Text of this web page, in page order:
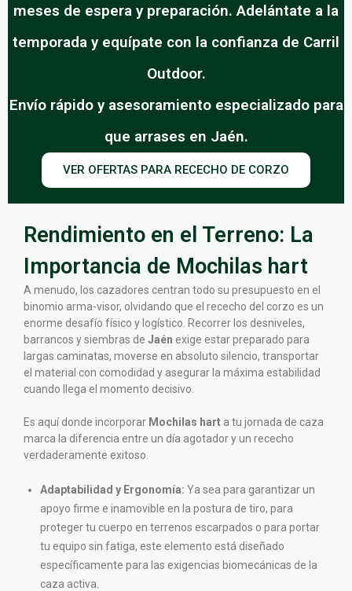
meses de espera y preparación. Adelántate a la
temporada y equípate con la confianza de Carril
Outdoor.
Envío rápido y asesoramiento especializado para
que arrases en Jaén.
VER OFERTAS PARA RECECHO DE CORZO
Rendimiento en el Terreno: La
Importancia de Mochilas hart
A menudo, los cazadores centran todo su presupuesto en el
binomio arma-visor, olvidando que el rececho del corzo es un
enorme desafío físico y logístico. Recorrer los desniveles,
barrancos y siembras de Jaén exige estar preparado para
largas caminatas, moverse en absoluto silencio, transportar
el material con comodidad y asegurar la máxima estabilidad
cuando llega el momento decisivo.
Es aquí donde incorporar Mochilas hart a tu jornada de caza
marca la diferencia entre un día agotador y un rececho
verdaderamente exitoso.
Adaptabilidad y Ergonomía: Ya sea para garantizar un
apoyo firme e inamovible en la postura de tiro, para
proteger tu cuerpo en terrenos escarpados o para portar
tu equipo sin fatiga, este elemento está diseñado
específicamente para las exigencias biomecánicas de la
caza activa.